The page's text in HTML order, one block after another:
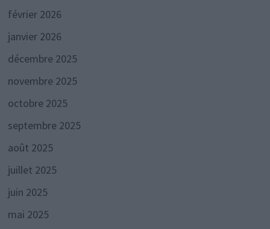
février 2026
janvier 2026
décembre 2025
novembre 2025
octobre 2025
septembre 2025
août 2025
juillet 2025
juin 2025
mai 2025